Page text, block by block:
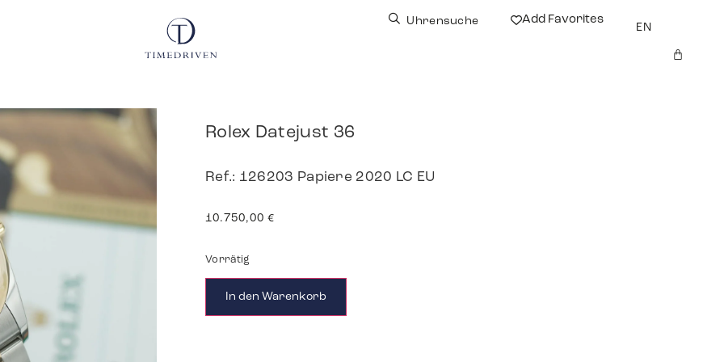
Uhrensuche Add Favorites
EN
Rolex Datejust 36
Ref.: 126203 Papiere 2020 LC EU
10.750,00 €
Vorrätig
In den Warenkorb